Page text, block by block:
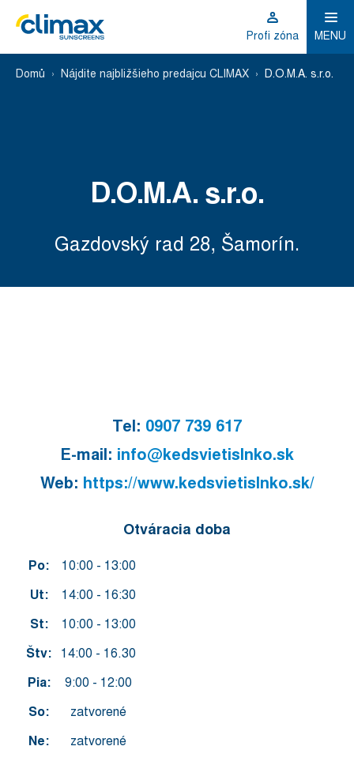
Profi zóna MENU
Domů Nájdite najbližšieho predajcu CLIMAX D.O.M.A. s.r.o.
D.O.M.A. s.r.o.
Gazdovský rad 28, Šamorín.
Tel: 0907 739 617
E-mail: info@kedsvietislnko.sk
Web: https://www.kedsvietislnko.sk/
Otváracia doba
Po: 10:00 - 13:00
Ut: 14:00 - 16:30
St: 10:00 - 13:00
Štv: 14:00 - 16.30
Pia: 9:00 - 12:00
So: zatvorené
Ne: zatvorené